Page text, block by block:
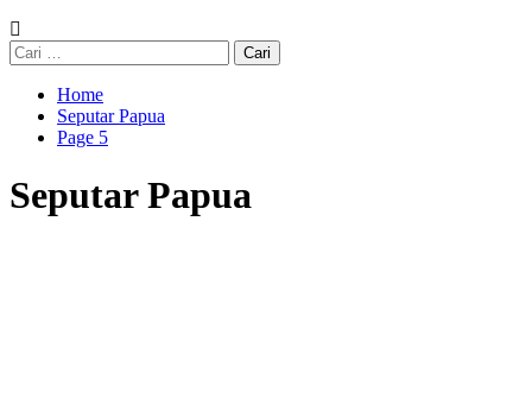
Cari
untuk:
Home
Seputar Papua
Page 5
Seputar Papua